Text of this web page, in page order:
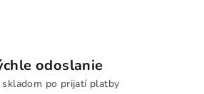
odoslanie
po prijatí platby